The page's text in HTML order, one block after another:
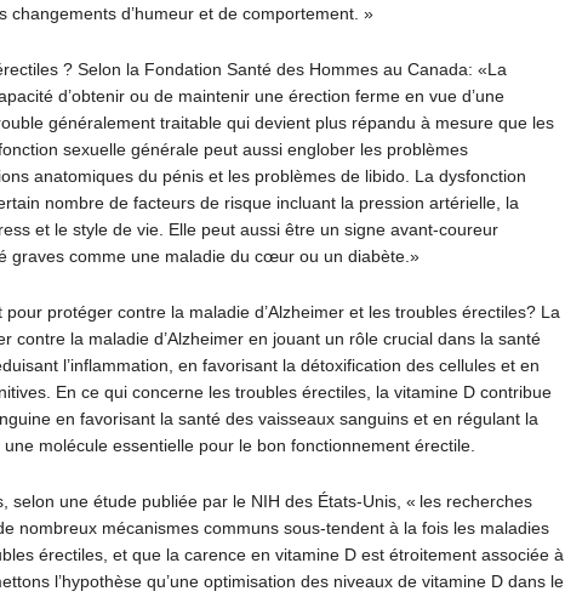
changements d’humeur et de comportement. »
? Selon la Fondation Santé des Hommes au Canada: «La
d’obtenir ou de maintenir une érection ferme en vue d’une
généralement traitable qui devient plus répandu à mesure que les
sexuelle générale peut aussi englober les problèmes
anatomiques du pénis et les problèmes de libido. La dysfonction
nombre de facteurs de risque incluant la pression artérielle, la
et le style de vie. Elle peut aussi être un signe avant-coureur
graves comme une maladie du cœur ou un diabète.»
protéger contre la maladie d’Alzheimer et les troubles érectiles? La
contre la maladie d’Alzheimer en jouant un rôle crucial dans la santé
l’inflammation, en favorisant la détoxification des cellules et en
En ce qui concerne les troubles érectiles, la vitamine D contribue
en favorisant la santé des vaisseaux sanguins et en régulant la
molécule essentielle pour le bon fonctionnement érectile.
selon une étude publiée par le NIH des États-Unis, « les recherches
nombreux mécanismes communs sous-tendent à la fois les maladies
érectiles, et que la carence en vitamine D est étroitement associée à
l’hypothèse qu’une optimisation des niveaux de vitamine D dans le